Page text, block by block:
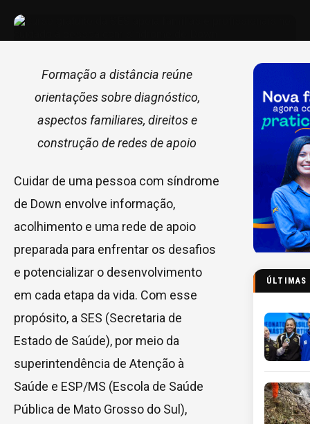
Formação a distância reúne
orientações sobre diagnóstico,
aspectos familiares, direitos e
construção de redes de apoio
Cuidar de uma pessoa com síndrome
de Down envolve informação,
acolhimento e uma rede de apoio
preparada para enfrentar os desafios
e potencializar o desenvolvimento
em cada etapa da vida. Com esse
propósito, a SES (Secretaria de
Estado de Saúde), por meio da
superintendência de Atenção à
Saúde e ESP/MS (Escola de Saúde
Pública de Mato Grosso do Sul),